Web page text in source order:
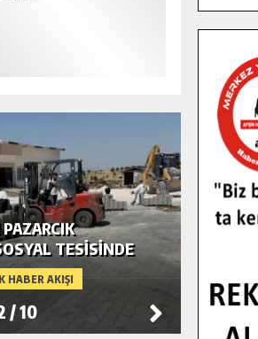
HABER AKIŞI
TESISINDE
/10